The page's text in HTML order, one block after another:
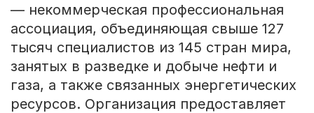
— некоммерческая профессиональная
ассоциация, объединяющая свыше 127
тысяч специалистов из 145 стран мира,
занятых в разведке и добыче нефти и
газа, а также связанных энергетических
ресурсов. Организация предоставляет